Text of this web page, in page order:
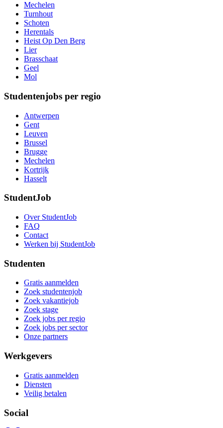
Mechelen
Turnhout
Schoten
Herentals
Heist Op Den Berg
Lier
Brasschaat
Geel
Mol
Studentenjobs per regio
Antwerpen
Gent
Leuven
Brussel
Brugge
Mechelen
Kortrijk
Hasselt
StudentJob
Over StudentJob
FAQ
Contact
Werken bij StudentJob
Studenten
Gratis aanmelden
Zoek studentenjob
Zoek vakantiejob
Zoek stage
Zoek jobs per regio
Zoek jobs per sector
Onze partners
Werkgevers
Gratis aanmelden
Diensten
Veilig betalen
Social